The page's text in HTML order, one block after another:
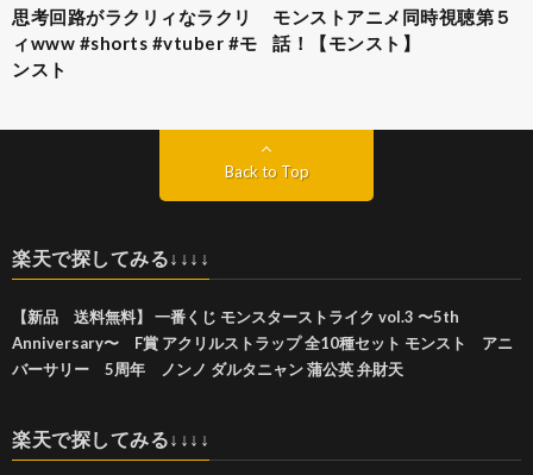
思考回路がラクリィなラクリ
ィwww #shorts #vtuber #モ
ンスト
モンストアニメ同時視聴第５
話！【モンスト】
Back to Top
楽天で探してみる↓↓↓↓
【新品 送料無料】 一番くじ モンスターストライク vol.3 〜5th
Anniversary〜 F賞 アクリルストラップ 全10種セット モンスト アニ
バーサリー 5周年 ノンノ ダルタニャン 蒲公英 弁財天
楽天で探してみる↓↓↓↓